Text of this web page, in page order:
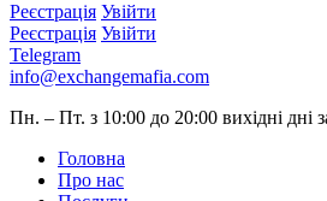
Реєстрація Увійти
Реєстрація Увійти
Telegram
info@exchangemafia.com
Пн. – Пт. з 10:00 до 20:00 вихідні дні
Головна
Про нас